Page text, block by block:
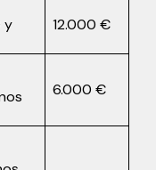
y 12.000 €
6.000 €